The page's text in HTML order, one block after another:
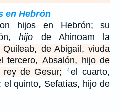
en Hebrón
hijos en Hebrón; su
hijo de Ahinoam la
de Abigail, viuda
tercero, Absalón, hijo de
rey de Gesur;
4el cuarto,
quinto, Sefatías, hijo de